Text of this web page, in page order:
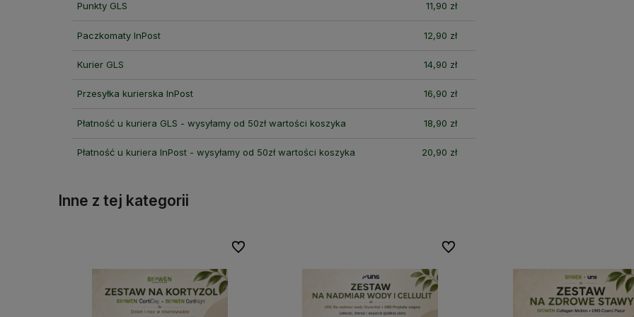
Punkty GLS 11,90 zł
Paczkomaty InPost 12,90 zł
Kurier GLS 14,90 zł
Przesyłka kurierska InPost 16,90 zł
Płatność u kuriera GLS - wysyłamy od 50zł wartości koszyka 18,90 zł
Płatność u kuriera InPost - wysyłamy od 50zł wartości koszyka 20,90 zł
Inne z tej kategorii
Do ulubionych
Do ulubionych Do ulubionych
Do ulubionych